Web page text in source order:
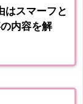
はスマーフと
内容を解